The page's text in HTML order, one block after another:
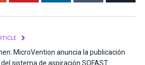
MicroVention anuncia la publicación
sistema de aspiración SOFAST: